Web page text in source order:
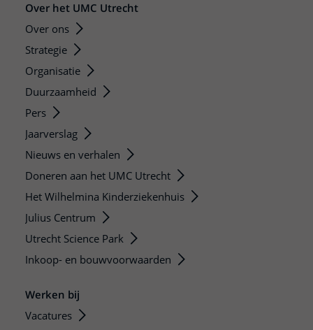
Over het UMC Utrecht
Over ons
Strategie
Organisatie
Duurzaamheid
Pers
Jaarverslag
Nieuws en verhalen
Doneren aan het UMC Utrecht
Het Wilhelmina Kinderziekenhuis
Julius Centrum
Utrecht Science Park
Inkoop- en bouwvoorwaarden
Werken bij
Vacatures